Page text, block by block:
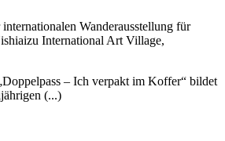
Wanderausstellung für
International Art Village,
– Ich verpakt im Koffer“ bildet
(...)